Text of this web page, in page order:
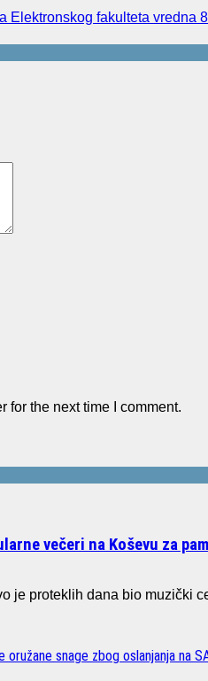
Elektronskog fakulteta vredna
for the next time I comment.
večeri na Koševu za
je proteklih dana bio muzički
snage zbog oslanjanja na